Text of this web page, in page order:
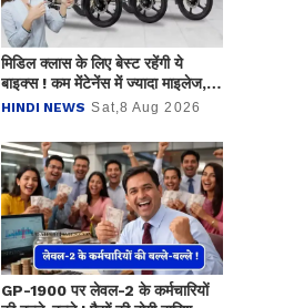
मिडिल क्लास के लिए बेस्ट रहेंगी ये
बाइक्स ! कम मेंटेनेंस में ज्यादा माइलेज,
कीमत सिर्फ 50 हजार रुपये
HINDI NEWS Sat,8 Aug 2026
GP-1900 पर लेवल-2 के कर्मचारियों